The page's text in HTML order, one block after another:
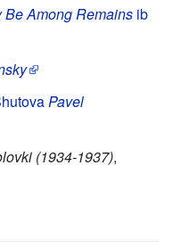
Be Among Remains ib
Pavel
(1934-1937),